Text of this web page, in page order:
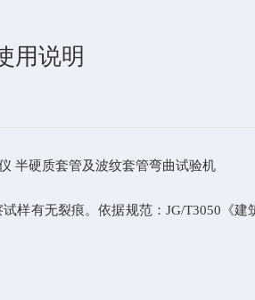
用说明
半硬质套管及波纹套管弯曲试验机
样有无裂痕。依据规范： JG/T3050 《